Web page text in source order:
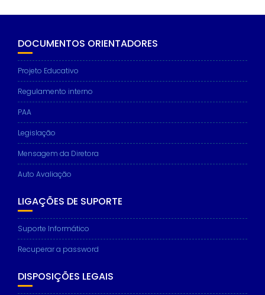
DOCUMENTOS ORIENTADORES
Projeto Educativo
Regulamento interno
PAA
Legislação
Mensagem da Diretora
Auto Avaliação
LIGAÇÕES DE SUPORTE
Suporte Informático
Recuperar a password
DISPOSIÇÕES LEGAIS